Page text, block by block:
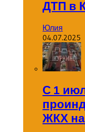
ДТП в
Юлия
04.07.2025
С 1
ЖКХ на